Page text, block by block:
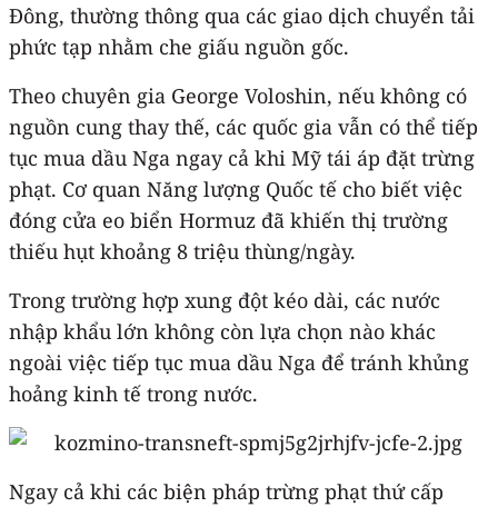
Đông, thường thông qua các giao dịch chuyển tải
phức tạp nhằm che giấu nguồn gốc.
Theo chuyên gia George Voloshin, nếu không có
nguồn cung thay thế, các quốc gia vẫn có thể tiếp
tục mua dầu Nga ngay cả khi Mỹ tái áp đặt trừng
phạt. Cơ quan Năng lượng Quốc tế cho biết việc
đóng cửa eo biển Hormuz đã khiến thị trường
thiếu hụt khoảng 8 triệu thùng/ngày.
Trong trường hợp xung đột kéo dài, các nước
nhập khẩu lớn không còn lựa chọn nào khác
ngoài việc tiếp tục mua dầu Nga để tránh khủng
hoảng kinh tế trong nước.
Ngay cả khi các biện pháp trừng phạt thứ cấp